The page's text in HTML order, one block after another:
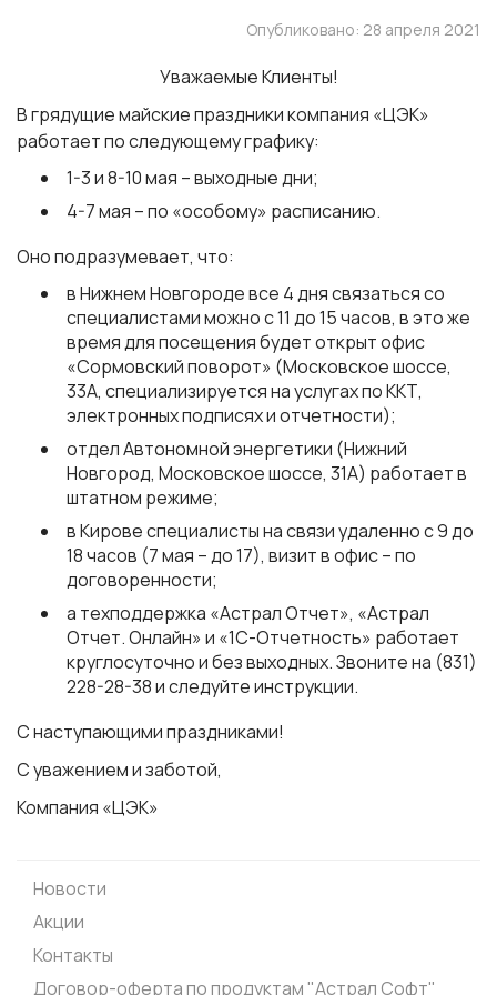
Опубликовано: 28 апреля 2021
Уважаемые Клиенты!
В грядущие майские праздники компания «ЦЭК»
работает по следующему графику:
1-3 и 8-10 мая – выходные дни;
4-7 мая – по «особому» расписанию.
Оно подразумевает, что:
в Нижнем Новгороде все 4 дня связаться со
специалистами можно с 11 до 15 часов, в это же
время для посещения будет открыт офис
«Сормовский поворот» (Московское шоссе,
33А, специализируется на услугах по ККТ,
электронных подписях и отчетности);
отдел Автономной энергетики (Нижний
Новгород, Московское шоссе, 31А) работает в
штатном режиме;
в Кирове специалисты на связи удаленно с 9 до
18 часов (7 мая – до 17), визит в офис – по
договоренности;
а техподдержка «Астрал Отчет», «Астрал
Отчет. Онлайн» и «1С-Отчетность» работает
круглосуточно и без выходных. Звоните на (831)
228-28-38 и следуйте инструкции.
С наступающими праздниками!
С уважением и заботой,
Компания «ЦЭК»
Новости
Акции
Контакты
Договор-оферта по продуктам "Астрал Софт"